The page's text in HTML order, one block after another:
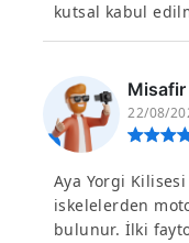
kutsal kabul
Misafir
22/08/
Aya Yorgi
iskelelerden
bulunur. İlki